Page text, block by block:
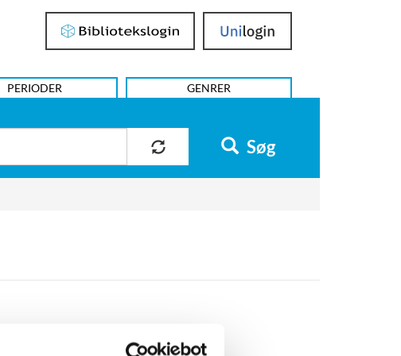
Bibliotekslogin UniLogin
PERIODER GENRER
Søg